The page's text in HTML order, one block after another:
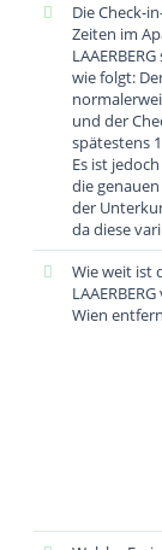
Die Check-
Zeiten im
wie folgt:
und der
spätestens
Es ist
die
der
da diese
Wie weit ist
Wien